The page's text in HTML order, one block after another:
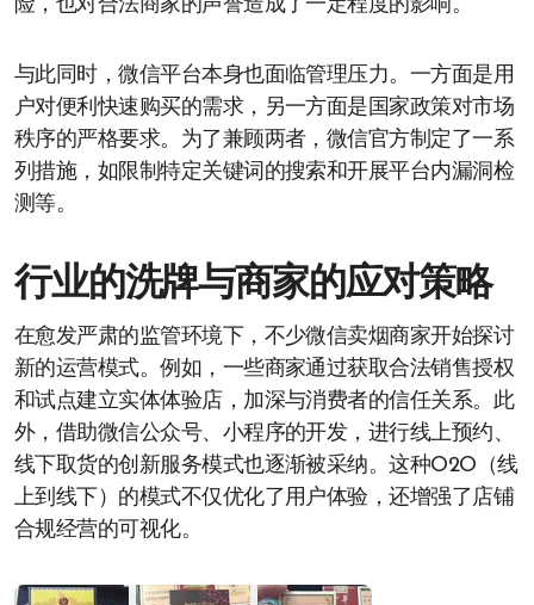
险，也对合法商家的声誉造成了一定程度的影响。
与此同时，微信平台本身也面临管理压力。一方面是用
户对便利快速购买的需求，另一方面是国家政策对市场
秩序的严格要求。为了兼顾两者，微信官方制定了一系
列措施，如限制特定关键词的搜索和开展平台内漏洞检
测等。
行业的洗牌与商家的应对策略
在愈发严肃的监管环境下，不少微信卖烟商家开始探讨
新的运营模式。例如，一些商家通过获取合法销售授权
和试点建立实体体验店，加深与消费者的信任关系。此
外，借助微信公众号、小程序的开发，进行线上预约、
线下取货的创新服务模式也逐渐被采纳。这种O2O（线
上到线下）的模式不仅优化了用户体验，还增强了店铺
合规经营的可视化。